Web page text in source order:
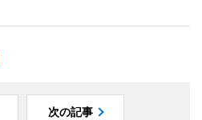
次の記事